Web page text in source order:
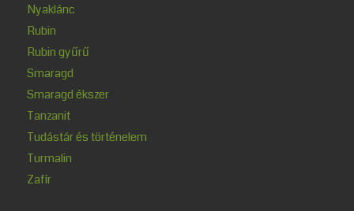
Nyaklánc
Rubin
Rubin gyűrű
Smaragd
Smaragd ékszer
Tanzanit
Tudástár és történelem
Turmalin
Zafír